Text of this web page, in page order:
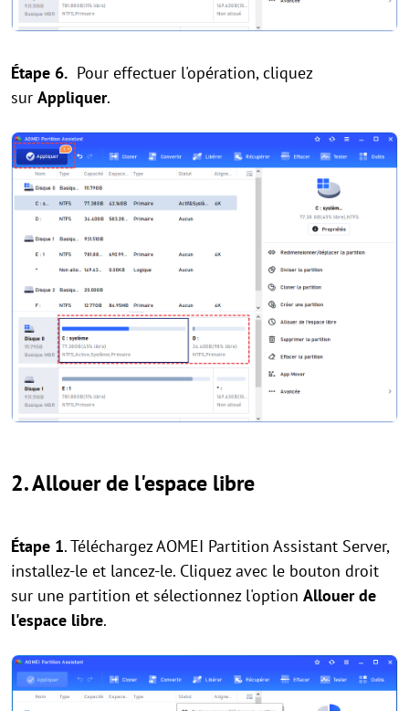
Étape 6. Pour effectuer l'opération, cliquez
sur Appliquer.
2. Allouer de l'espace libre
Étape 1. Téléchargez AOMEI Partition Assistant Server,
installez-le et lancez-le. Cliquez avec le bouton droit
sur une partition et sélectionnez l'option Allouer de
l'espace libre.